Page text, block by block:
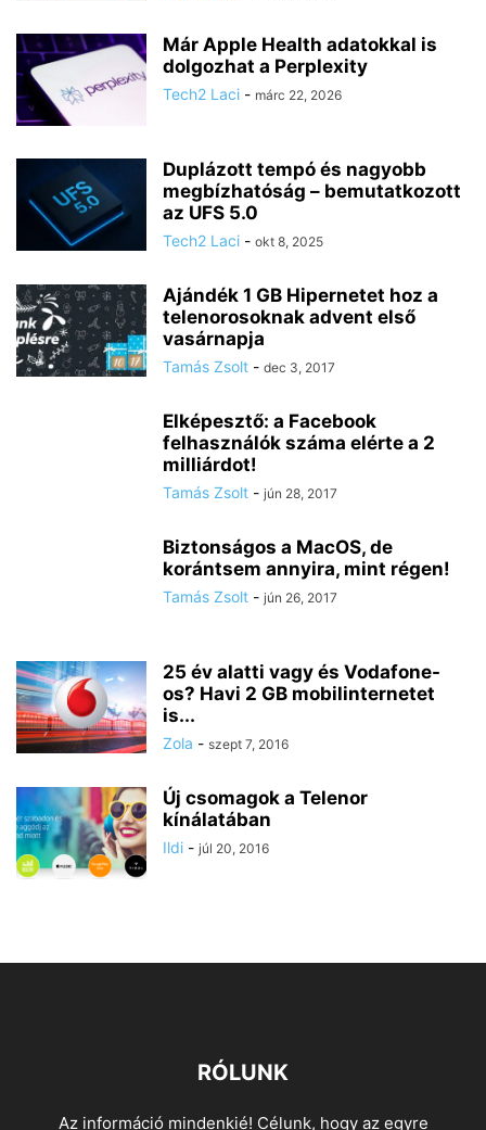
Már Apple Health adatokkal is
dolgozhat a Perplexity
Tech2 Laci - márc 22, 2026
Duplázott tempó és nagyobb
megbízhatóság – bemutatkozott
az UFS 5.0
Tech2 Laci - okt 8, 2025
Ajándék 1 GB Hipernetet hoz a
telenorosoknak advent első
vasárnapja
Tamás Zsolt - dec 3, 2017
Elképesztő: a Facebook
felhasználók száma elérte a 2
milliárdot!
Tamás Zsolt - jún 28, 2017
Biztonságos a MacOS, de
korántsem annyira, mint régen!
Tamás Zsolt - jún 26, 2017
25 év alatti vagy és Vodafone-
os? Havi 2 GB mobilinternetet
is...
Zola - szept 7, 2016
Új csomagok a Telenor
kínálatában
Ildi - júl 20, 2016
RÓLUNK
Az információ mindenkié! Célunk, hogy az egyre